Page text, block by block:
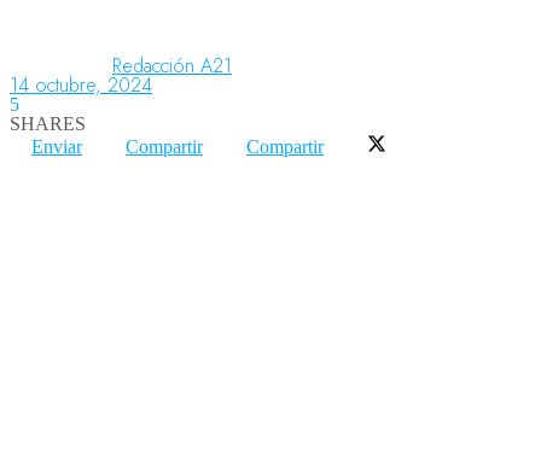
Aeropuertos
Columnistas
Redacción A21
14 octubre, 2024
5
SHARES
Enviar
Compartir Compartir